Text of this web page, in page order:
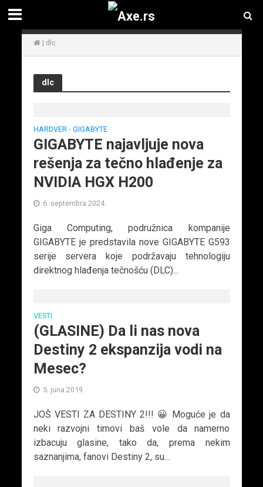
| dlc
dlc
HARDVER • GIGABYTE
GIGABYTE najavljuje nova
rešenja za tečno hlađenje za
NVIDIA HGX H200
6. septembra 2024.
Giga Computing, podružnica kompanije
GIGABYTE je predstavila nove GIGABYTE G593
serije servera koje podržavaju tehnologiju
direktnog hlađenja tečnošću (DLC)...
VESTI
(GLASINE) Da li nas nova
Destiny 2 ekspanzija vodi na
Mesec?
5. juna 2019.
JOŠ VESTI ZA DESTINY 2!!! 😀 Moguće je da
neki razvojni timovi baš vole da namerno
izbacuju glasine, tako da, prema nekim
saznanjima, fanovi Destiny 2, su...